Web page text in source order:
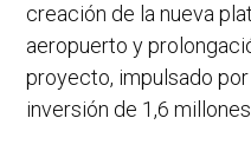
creación de la nueva
aeropuerto y
proyecto, impulsado
inversión de 1,6